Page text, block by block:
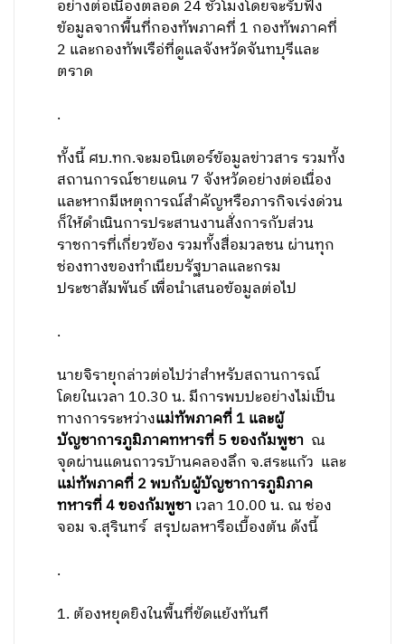
อย่างต่อเนื่องตลอด 24 ชั่วโมงโดยจะรับฟัง
ข้อมูลจากพื้นที่กองทัพภาคที่ 1 กองทัพภาคที่
2 และกองทัพเรือ่ที่ดูแลจังหวัดจันทบุรีและ
ตราด
.
ทั้งนี้ ศบ.ทก.จะมอนิเตอร์ข้อมูลข่าวสาร รวมทั้ง
สถานการณ์ชายแดน 7 จังหวัดอย่างต่อเนื่อง
และหากมีเหตุการณ์สำคัญหรือภารกิจเร่งด่วน
ก็ให้ดำเนินการประสานงานสั่งการกับส่วน
ราชการที่เกี่ยวข้อง รวมทั้งสื่อมวลชน ผ่านทุก
ช่องทางของทำเนียบรัฐบาลและกรม
ประชาสัมพันธ์ เพื่อนำเสนอข้อมูลต่อไป
.
นายจิรายุกล่าวต่อไปว่าสำหรับสถานการณ์
โดยในเวลา 10.30 น. มีการพบปะอย่างไม่เป็น
ทางการระหว่างแม่ทัพภาคที่ 1 และผู้
บัญชาการภูมิภาคทหารที่ 5 ของกัมพูชา ณ
จุดผ่านแดนถาวรบ้านคลองลึก จ.สระแก้ว และ
แม่ทัพภาคที่ 2 พบกับผู้บัญชาการภูมิภาค
ทหารที่ 4 ของกัมพูชาเวลา 10.00 น. ณ ช่อง
จอม จ.สุรินทร์ สรุปผลหารือเบื้องต้น ดังนี้
.
1. ต้องหยุดยิงในพื้นที่ขัดแย้งทันที